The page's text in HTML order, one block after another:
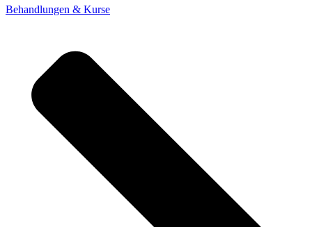
Behandlungen & Kurse